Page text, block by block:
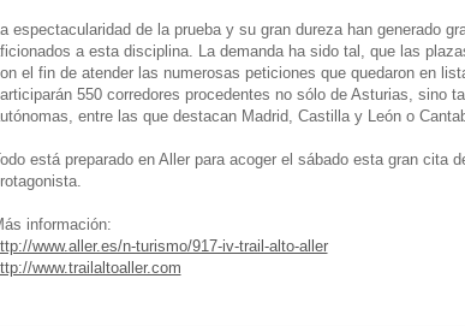
espectacularidad de la prueba y su gran dureza han generado
a esta disciplina. La demanda ha sido tal, que las
el fin de atender las numerosas peticiones que quedaron en
550 corredores procedentes no sólo de Asturias, sino
entre las que destacan Madrid, Castilla y León o
está preparado en Aller para acoger el sábado esta gran cita
información:
www.aller.es/n-turismo/917-iv-trail-alto-aller
www.trailaltoaller.com